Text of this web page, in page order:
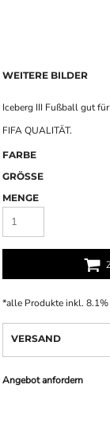
WEITERE BILDER
Iceberg III Fußball gut
FIFA QUALITÄT.
FARBE
GRÖSSE
MENGE
*alle Produkte inkl. 8.1%
VERSAND
Angebot anfordern